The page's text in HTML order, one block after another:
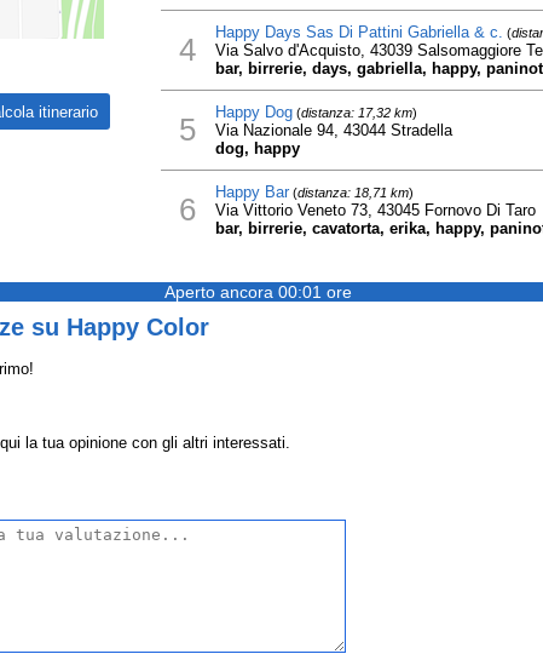
4 Happy Days Sas Di Pattini Gabriella & c. (
Via Salvo d'Acquisto, 43039 Salsomaggiore
bar, birrerie, days, gabriella, happy,
5 Happy Dog(distanza: 17,32 km)
Via Nazionale 94, 43044 Stradella
dog, happy
6 Happy Bar(distanza: 18,71 km)
Via Vittorio Veneto 73, 43045 Fornovo Di Taro
bar, birrerie, cavatorta, erika, happy,
Aperto ancora 00:01 ore
su Happy Color
la tua opinione con gli altri interessati.